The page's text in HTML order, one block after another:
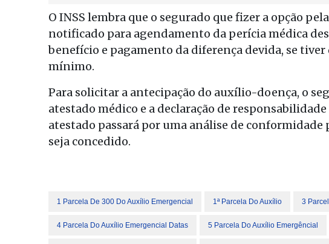
O INSS lembra que o segurado que fizer a opção
notificado para agendamento da perícia médica
benefício e pagamento da diferença devida, se
mínimo.
Para solicitar a antecipação do auxílio-doença, o
atestado médico e a declaração de
atestado passará por uma análise de
seja concedido.
1 Parcela De 300 Do Auxílio Emergencial 1ª Parcela Do Auxílio 3
4 Parcela Do Auxílio Emergencial Datas 5 Parcela Do Auxílio Emergêncial